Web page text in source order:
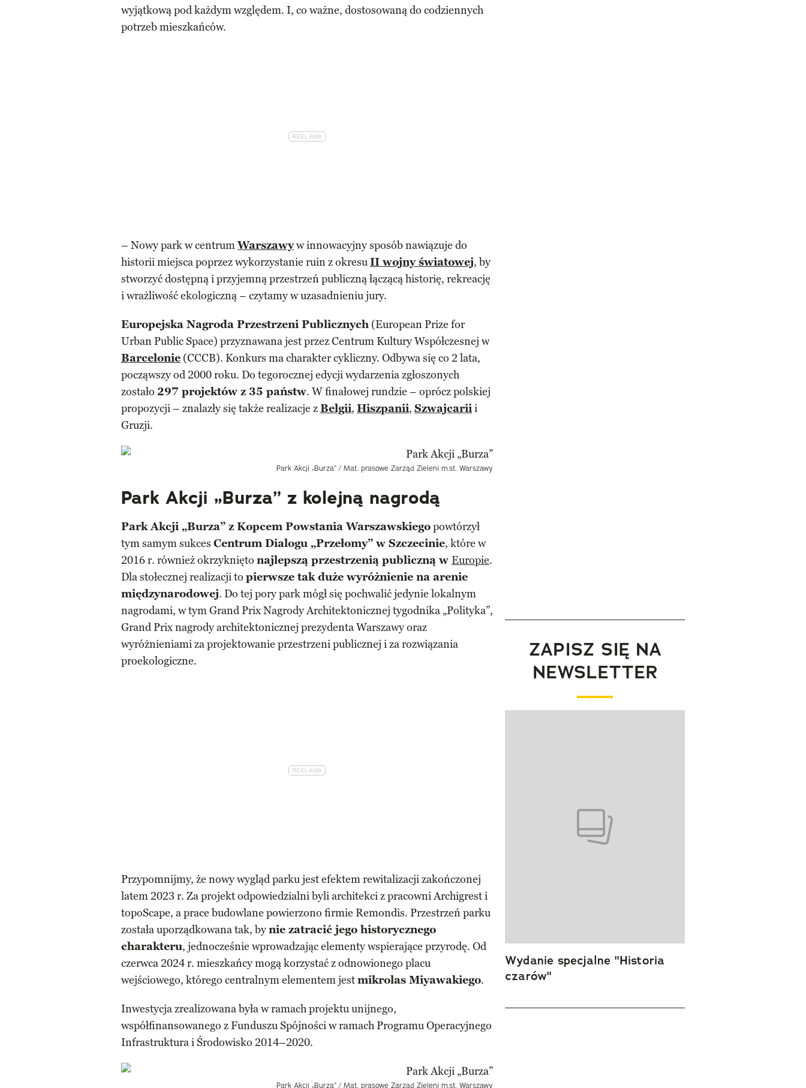
wyjątkową pod każdym względem. I, co ważne, dostosowaną do codziennych
potrzeb mieszkańców.
– Nowy park w centrumWarszawyw innowacyjny sposób nawiązuje do
historii miejsca poprzez wykorzystanie ruin z okresuII wojny światowej, by
stworzyć dostępną i przyjemną przestrzeń publiczną łączącą historię, rekreację
i wrażliwość ekologiczną – czytamy w uzasadnieniu jury.
Europejska Nagroda Przestrzeni Publicznych (European Prize for
Urban Public Space) przyznawana jest przez Centrum Kultury Współczesnej w
Barcelonie (CCCB). Konkurs ma charakter cykliczny. Odbywa się co 2 lata,
począwszy od 2000 roku. Do tegorocznej edycji wydarzenia zgłoszonych
zostało 297 projektów z 35 państw. W finałowej rundzie – oprócz polskiej
propozycji – znalazły się także realizacje zBelgii, Hiszpanii, Szwajcariii
Gruzji.
Park Akcji „Burza” / Mat. prasowe Zarząd Zieleni m.st. Warszawy
Park Akcji „Burza” z kolejną nagrodą
Park Akcji „Burza” z Kopcem Powstania Warszawskiegopowtórzył
tym samym sukces Centrum Dialogu „Przełomy” w Szczecinie, które w
2016 r. również okrzyknięto najlepszą przestrzenią publiczną w Europie.
Dla stołecznej realizacji to pierwsze tak duże wyróżnienie na arenie
międzynarodowej. Do tej pory park mógł się pochwalić jedynie lokalnym
nagrodami, w tym Grand Prix Nagrody Architektonicznej tygodnika „Polityka”,
Grand Prix nagrody architektonicznej prezydenta Warszawy oraz
wyróżnieniami za projektowanie przestrzeni publicznej i za rozwiązania
proekologiczne.
Przypomnijmy, że nowy wygląd parku jest efektem rewitalizacji zakończonej
latem 2023 r. Za projekt odpowiedzialni byli architekci z pracowni Archigrest i
topoScape, a prace budowlane powierzono firmie Remondis. Przestrzeń parku
została uporządkowana tak, bynie zatracić jego historycznego
charakteru, jednocześnie wprowadzając elementy wspierające przyrodę. Od
czerwca 2024 r. mieszkańcy mogą korzystać z odnowionego placu
wejściowego, którego centralnym elementem jestmikrolas Miyawakiego.
Inwestycja zrealizowana była w ramach projektu unijnego,
współfinansowanego z Funduszu Spójności w ramach Programu Operacyjnego
Infrastruktura i Środowisko 2014–2020.
Park Akcji „Burza” / Mat. prasowe Zarząd Zieleni m.st. Warszawy
ZAPISZ SIĘ NA
NEWSLETTER
Wydanie specjalne "Historia
czarów"